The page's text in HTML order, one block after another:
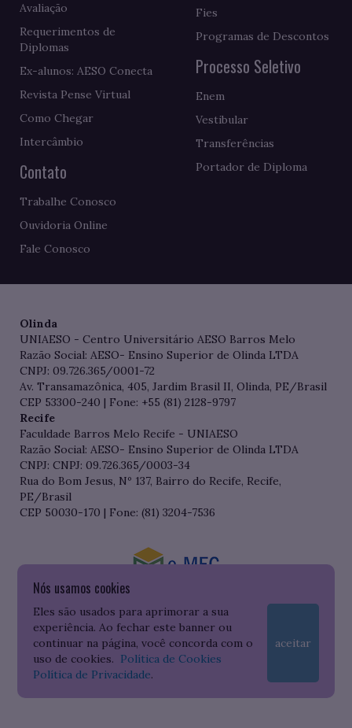
Nós usamos cookies
Eles são usados para aprimorar a sua
experiência. Ao fechar este banner ou
continuar na página, você concorda com o
uso de cookies. Política de Cookies
Política de Privacidade.
aceitar
Avaliação
Requerimentos de
Diplomas
Ex-alunos: AESO Conecta
Revista Pense Virtual
Como Chegar
Intercâmbio
Contato
Trabalhe Conosco
Ouvidoria Online
Fale Conosco
Fies
Programas de Descontos
Processo Seletivo
Enem
Vestibular
Transferências
Portador de Diploma
Olinda
UNIAESO - Centro Universitário AESO Barros Melo
Razão Social: AESO- Ensino Superior de Olinda LTDA
CNPJ: 09.726.365/0001-72
Av. Transamazônica, 405, Jardim Brasil II, Olinda, PE/Brasil
CEP 53300-240 | Fone: +55 (81) 2128-9797
Recife
Faculdade Barros Melo Recife - UNIAESO
Razão Social: AESO- Ensino Superior de Olinda LTDA
CNPJ: CNPJ: 09.726.365/0003-34
Rua do Bom Jesus, Nº 137, Bairro do Recife, Recife,
PE/Brasil
CEP 50030-170 | Fone: (81) 3204-7536
Consulte o cadastro da Instituição no Sistema do e-MEC